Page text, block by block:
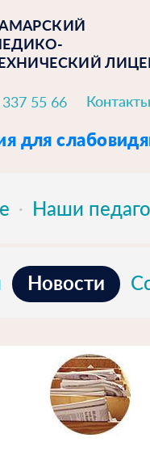
55 66 Контакты
для
Наши
Новости